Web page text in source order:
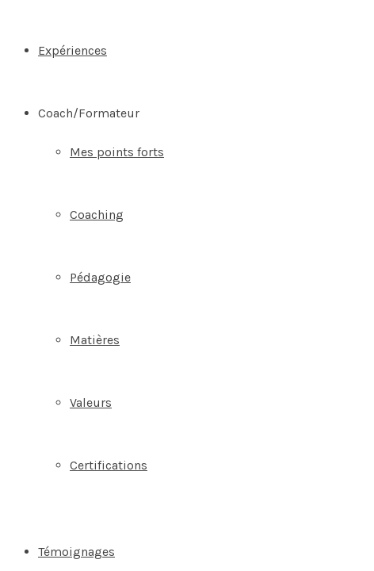
Expériences
Coach/Formateur
Mes points forts
Coaching
Pédagogie
Matières
Valeurs
Certifications
Témoignages